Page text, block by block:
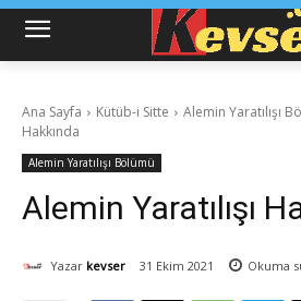
Ana Sayfa Kütüb-i Sitte Alemin Yaratılışı
Hakkında
Alemin Yaratılışı Bölümü
Alemin Yaratılışı
Yazar kevser 31 Ekim 2021 Okuma